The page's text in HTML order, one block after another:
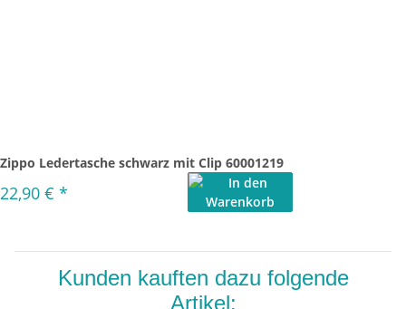
Zippo Ledertasche schwarz mit Clip 60001219
22,90 € *
Kunden kauften dazu folgende
Artikel: